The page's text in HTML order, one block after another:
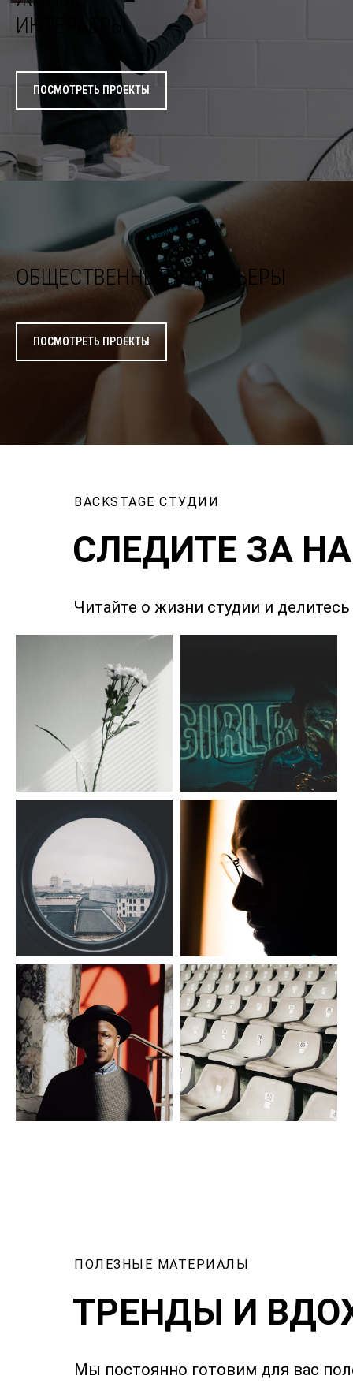
ИНТЕРЬЕРЫ
ПОСМОТРЕТЬ ПРОЕКТЫ
ОБЩЕСТВЕННЫЕ ИНТЕРЬЕРЫ
ПОСМОТРЕТЬ ПРОЕКТЫ
BACKSTAGE СТУДИИ
СЛЕДИТЕ ЗА
Читайте о жизни студии и
ПОЛЕЗНЫЕ МАТЕРИАЛЫ
ТРЕНДЫ И
Мы постоянно готовим для вас